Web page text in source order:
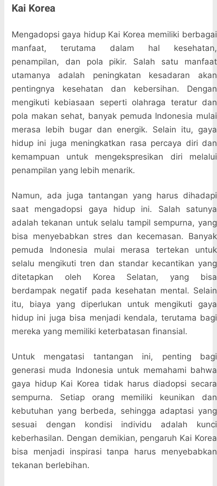
Kai Korea
Mengadopsi gaya hidup Kai Korea memiliki berbagai
manfaat, terutama dalam hal kesehatan,
penampilan, dan pola pikir. Salah satu manfaat
utamanya adalah peningkatan kesadaran akan
pentingnya kesehatan dan kebersihan. Dengan
mengikuti kebiasaan seperti olahraga teratur dan
pola makan sehat, banyak pemuda Indonesia mulai
merasa lebih bugar dan energik. Selain itu, gaya
hidup ini juga meningkatkan rasa percaya diri dan
kemampuan untuk mengekspresikan diri melalui
penampilan yang lebih menarik.
Namun, ada juga tantangan yang harus dihadapi
saat mengadopsi gaya hidup ini. Salah satunya
adalah tekanan untuk selalu tampil sempurna, yang
bisa menyebabkan stres dan kecemasan. Banyak
pemuda Indonesia mulai merasa tertekan untuk
selalu mengikuti tren dan standar kecantikan yang
ditetapkan oleh Korea Selatan, yang bisa
berdampak negatif pada kesehatan mental. Selain
itu, biaya yang diperlukan untuk mengikuti gaya
hidup ini juga bisa menjadi kendala, terutama bagi
mereka yang memiliki keterbatasan finansial.
Untuk mengatasi tantangan ini, penting bagi
generasi muda Indonesia untuk memahami bahwa
gaya hidup Kai Korea tidak harus diadopsi secara
sempurna. Setiap orang memiliki keunikan dan
kebutuhan yang berbeda, sehingga adaptasi yang
sesuai dengan kondisi individu adalah kunci
keberhasilan. Dengan demikian, pengaruh Kai Korea
bisa menjadi inspirasi tanpa harus menyebabkan
tekanan berlebihan.